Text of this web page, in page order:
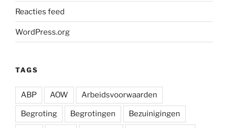
Reacties feed
WordPress.org
TAGS
ABP AOW Arbeidsvoorwaarden
Begroting Begrotingen Bezuinigingen